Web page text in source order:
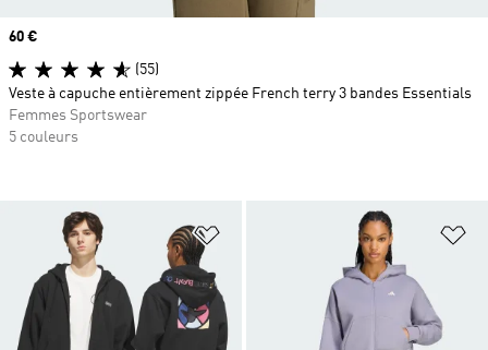
Ajouter à la Liste de produits
Prix
60 €
(55)
Veste à capuche entièrement zippée French terry 3 bandes Essentials
Femmes Sportswear
5 couleurs